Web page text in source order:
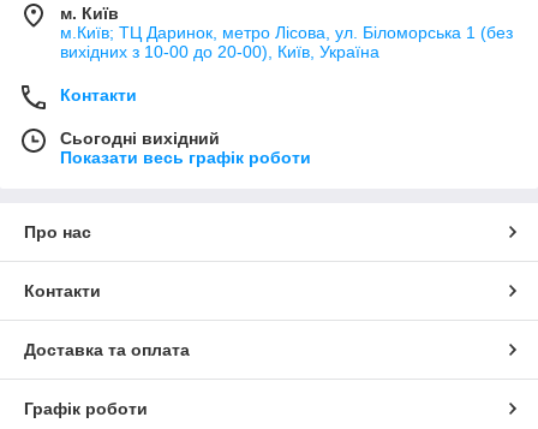
м. Київ
м.Київ; ТЦ Даринок, метро Лісова, ул. Біломорська 1 (без
вихідних з 10-00 до 20-00), Київ, Україна
Контакти
Сьогодні вихідний
Показати весь графік роботи
Про нас
Контакти
Доставка та оплата
Графік роботи